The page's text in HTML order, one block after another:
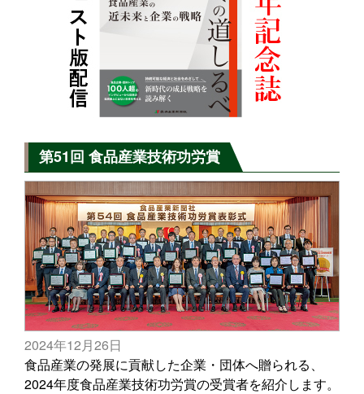
第51回 食品産業技術功労賞
2024年12月26日
食品産業の発展に貢献した企業・団体へ贈られる、
2024年度食品産業技術功労賞の受賞者を紹介します。